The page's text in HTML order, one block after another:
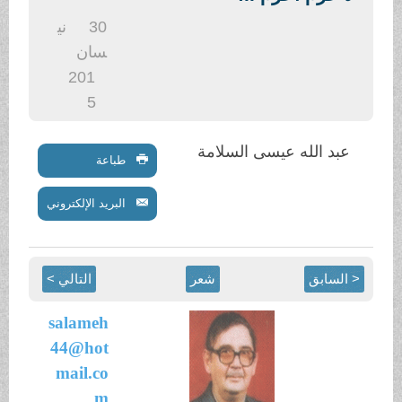
طباعة
شعر التالي >
salameh
44@hot
mail.co
m